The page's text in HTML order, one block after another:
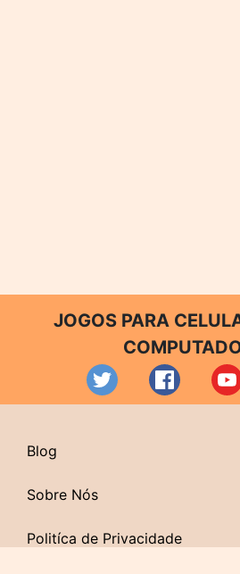
JOGOS PARA
Blog
Sobre Nós
Politíca de Privacidade